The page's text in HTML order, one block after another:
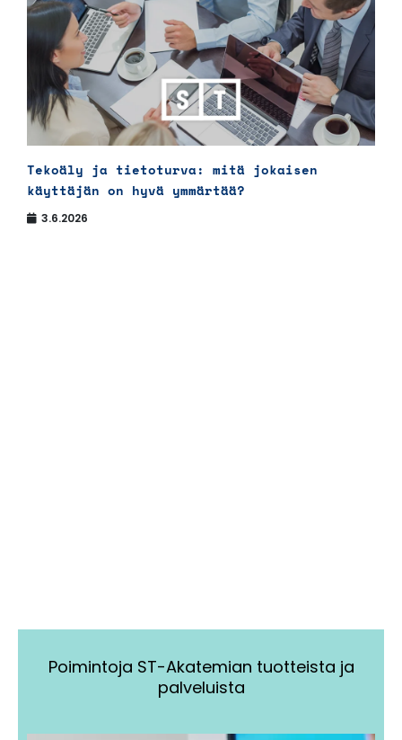
Tekoäly ja tietoturva: mitä jokaisen
käyttäjän on hyvä ymmärtää?
3.6.2026
Poimintoja ST-Akatemian tuotteista ja
palveluista